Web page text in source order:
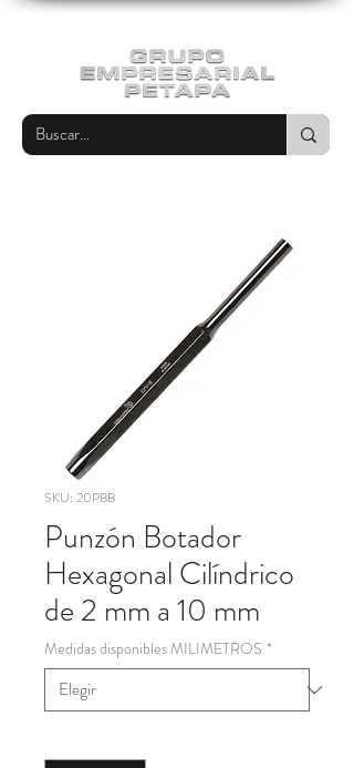
SKU: 20PBB
Punzón Botador
Hexagonal Cilíndrico
de 2 mm a 10 mm
Medidas disponibles MILIMETROS *